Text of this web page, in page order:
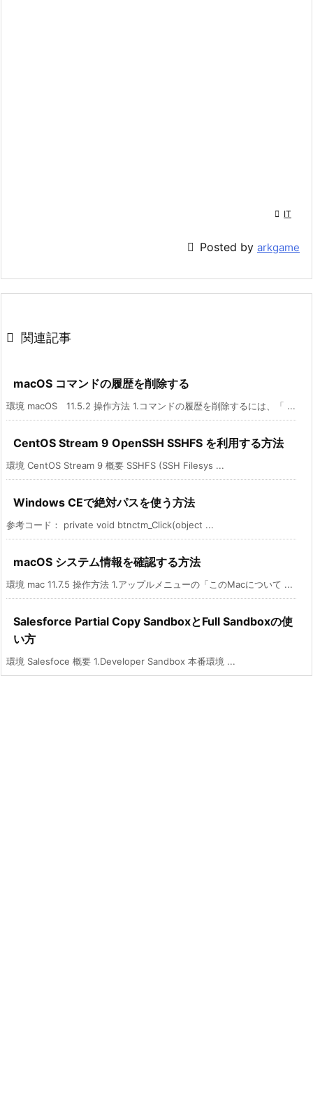
 IT
 Posted by arkgame
 関連記事
macOS コマンドの履歴を削除する
環境 macOS 11.5.2 操作方法 1.コマンドの履歴を削除するには、「 ...
CentOS Stream 9 OpenSSH SSHFS を利用する方法
環境 CentOS Stream 9 概要 SSHFS (SSH Filesys ...
Windows CEで絶対パスを使う方法
参考コード： private void btnctm_Click(object ...
macOS システム情報を確認する方法
環境 mac 11.7.5 操作方法 1.アップルメニューの「このMacについて ...
Salesforce Partial Copy SandboxとFull Sandboxの使
い方
環境 Salesfoce 概要 1.Developer Sandbox 本番環境 ...